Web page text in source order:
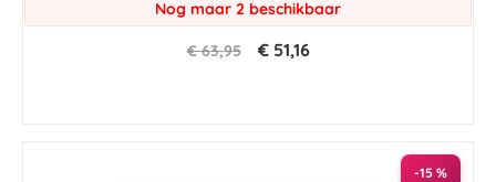
Nog maar 2 beschikbaar
€ 63,95 € 51,16
-15 %